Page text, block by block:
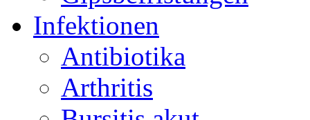
Infektionen
Antibiotika
Arthritis